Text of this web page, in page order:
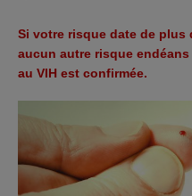
Si votre risque date de plus
aucun autre risque
au VIH est confirmée.